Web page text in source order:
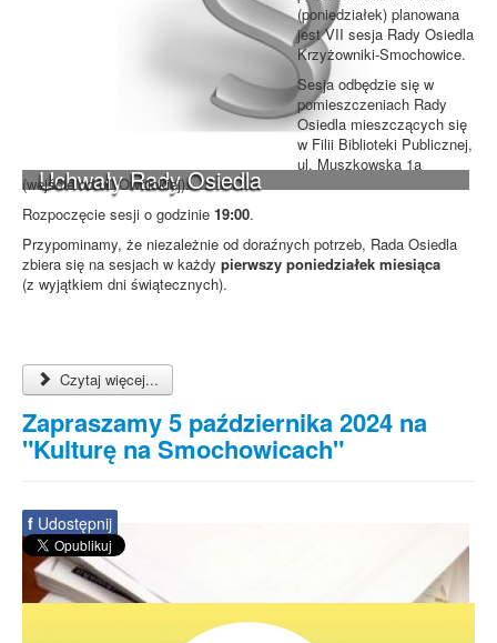
Uchwały Rady Osiedla
(poniedziałek) planowana
jest VII sesja Rady Osiedla
Krzyżowniki-Smochowice.
Sesja odbędzie się w
pomieszczeniach Rady
Osiedla mieszczących się
w Filii Biblioteki Publicznej,
ul. Muszkowska 1a
(wejście od ul. Ownickiej).
Rozpoczęcie sesji o godzinie 19:00.
Przypominamy, że niezależnie od doraźnych potrzeb, Rada Osiedla
zbiera się na sesjach w każdy pierwszy poniedziałek miesiąca
(z wyjątkiem dni świątecznych).
Czytaj więcej...
Zapraszamy 5 października 2024 na
"Kulturę na Smochowicach"
f Udostępnij